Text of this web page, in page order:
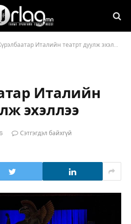
Италийн театрт дуулж эхэллээ
Италийн
эхэллээ
Сэтгэгдэл байхгүй